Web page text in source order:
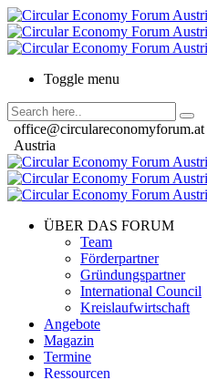
Toggle menu
office@circulareconomyforum.at
Austria
ÜBER DAS FORUM
Team
Förderpartner
Gründungspartner
International Council
Kreislaufwirtschaft
Angebote
Magazin
Termine
Ressourcen